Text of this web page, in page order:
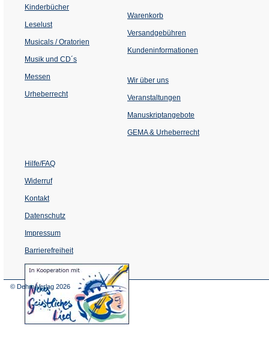
Kinderbücher
Leselust
Musicals / Oratorien
Musik und CD´s
Messen
Urheberrecht
Warenkorb
Versandgebühren
Kundeninformationen
Wir über uns
Veranstaltungen
einem
Tab)
Manuskriptangebote
GEMA & Urheberrecht
Hilfe/FAQ
Widerruf
Kontakt
Datenschutz
Impressum
Barrierefreiheit
(Öffnet
in
© Dehm Verlag 2026